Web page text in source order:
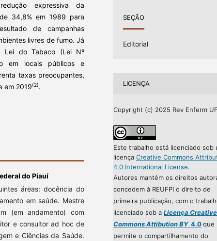
expressiva da
34,8% em 1989 para
de campanhas
livres de fumo. Já
Lei do Tabaco (Lei Nº
em locais públicos e
taxas preocupantes,
em 2019(2).
do Piauí
áreas: docência do
em saúde. Mestre
(em andamento) com
e consultor ad hoc de
e Ciências da Saúde.
SEÇÃO
Editorial
LICENÇA
Copyright (c) 2025 Rev Enferm
Este trabalho está licenciado sob
licença Creative Commons
4.0 International License.
Autores mantém os direitos
concedem à REUFPI o direito de
primeira publicação, com o
licenciado sob a Licença Creative
Commons Attibution BY4.0que
permite o compartilhamento do